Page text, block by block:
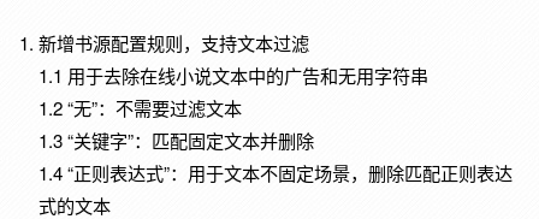
新增书源配置规则，支持文本过滤
1.1 用于去除在线小说文本中的广告和无用字符串
1.2 “无”：不需要过滤文本
1.3 “关键字”：匹配固定文本并删除
1.4 “正则表达式”：用于文本不固定场景，删除匹配正则表达
式的文本